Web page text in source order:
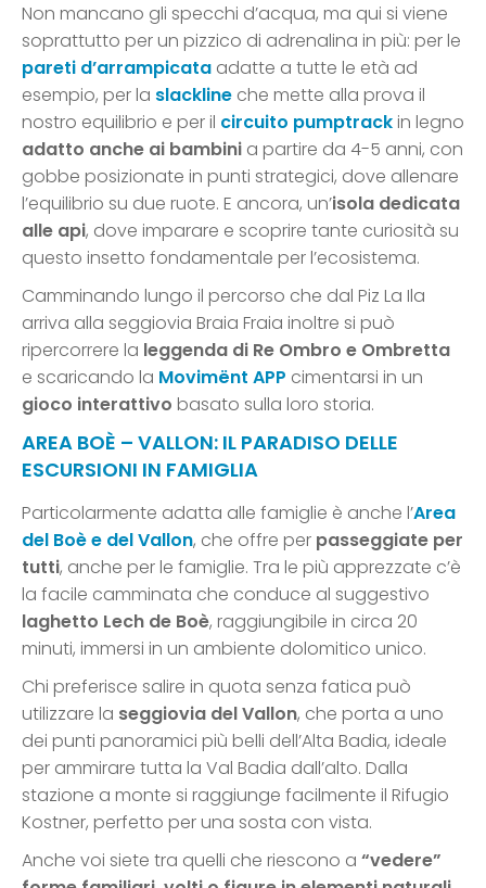
Non mancano gli specchi d’acqua, ma qui si viene
soprattutto per un pizzico di adrenalina in più: per le
pareti d’arrampicata adatte a tutte le età ad
esempio, per la slackline che mette alla prova il
nostro equilibrio e per il circuito pumptrackin legno
adatto anche ai bambini a partire da 4-5 anni, con
gobbe posizionate in punti strategici, dove allenare
l’equilibrio su due ruote. E ancora, un’isola dedicata
alle api, dove imparare e scoprire tante curiosità su
questo insetto fondamentale per l’ecosistema.
Camminando lungo il percorso che dal Piz La Ila
arriva alla seggiovia Braia Fraia inoltre si può
ripercorrere la leggenda di Re Ombro e Ombretta
e scaricando la Movimënt APP cimentarsi in un
gioco interattivo basato sulla loro storia.
AREA BOÈ – VALLON: IL PARADISO DELLE
ESCURSIONI IN FAMIGLIA
Particolarmente adatta alle famiglie è anche l’Area
del Boè e del Vallon, che offre per passeggiate per
tutti, anche per le famiglie. Tra le più apprezzate c’è
la facile camminata che conduce al suggestivo
laghetto Lech de Boè, raggiungibile in circa 20
minuti, immersi in un ambiente dolomitico unico.
Chi preferisce salire in quota senza fatica può
utilizzare la seggiovia del Vallon, che porta a uno
dei punti panoramici più belli dell’Alta Badia, ideale
per ammirare tutta la Val Badia dall’alto. Dalla
stazione a monte si raggiunge facilmente il Rifugio
Kostner, perfetto per una sosta con vista.
Anche voi siete tra quelli che riescono a “vedere”